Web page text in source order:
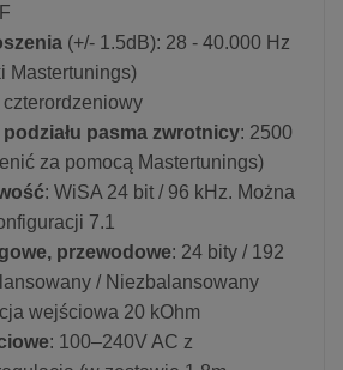
(+/- 1.5dB): 28 - 40.000 Hz
Mastertunings)
czterordzeniowy
pasma zwrotnicy: 2500
za pomocą Mastertunings)
: WiSA 24 bit / 96 kHz. Można
7.1
przewodowe: 24 bity / 192
/ Niezbalansowany
wejściowa 20 kOhm
: 100–240V AC z